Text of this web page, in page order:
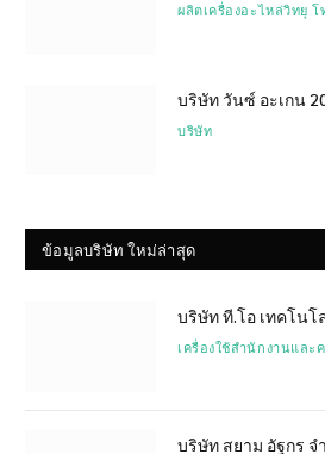
ผลิตเครื่องอะไหล่วิทยุ
บริษัท วันซ์ อะเกน
บริษัท
ข้อมูลบริษัท ใหม่ล่าสุด
บริษัท ที.โอ เทคโน
เครื่องใช้สำนักงานและ
บริษัท สยาม อัฐกร จ